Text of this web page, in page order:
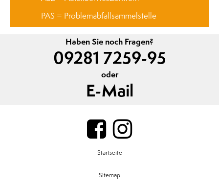
PAS = Problemabfallsammelstelle
Haben Sie noch Fragen?
09281 7259-95
oder
E-Mail
Startseite
Sitemap